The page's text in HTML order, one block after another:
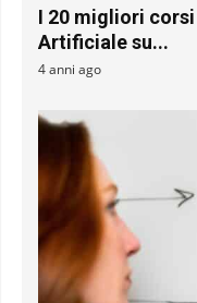
I 20 migliori
Artificiale su...
4 anni ago